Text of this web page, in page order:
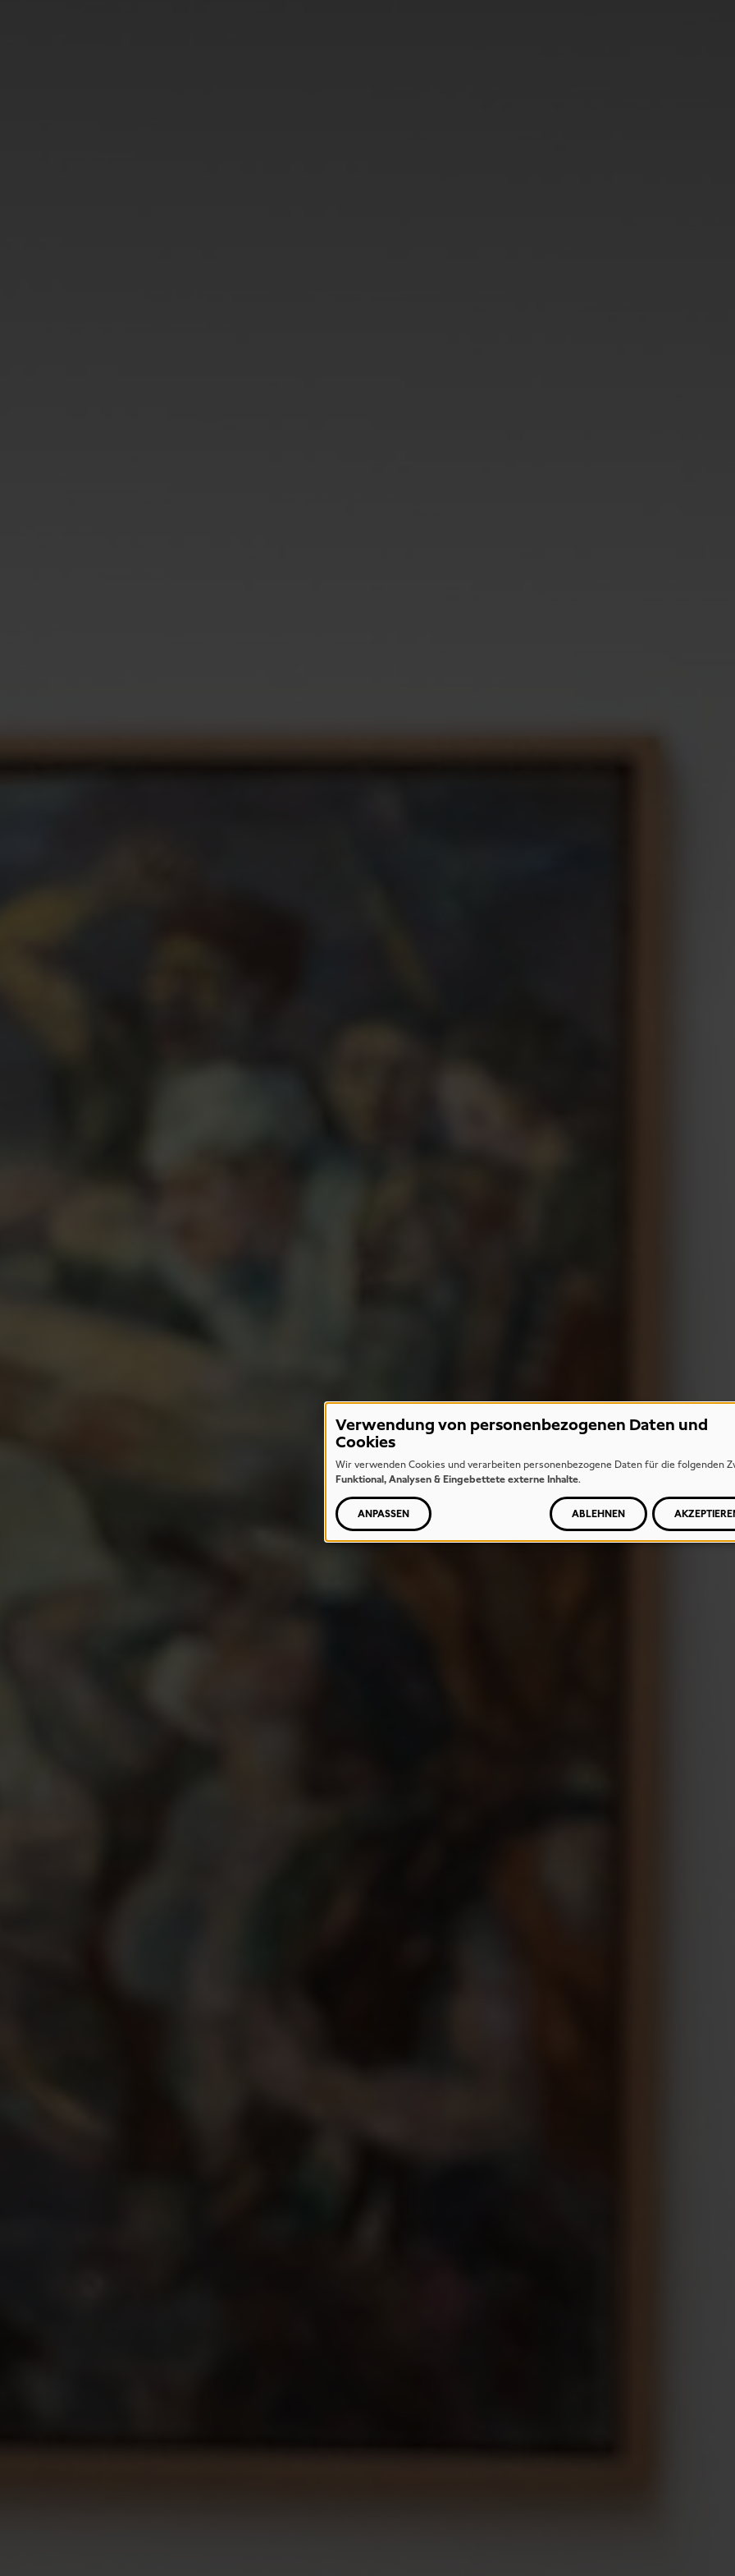
Verwendung von personenbezogenen Daten und
Cookies
Wir verwenden Cookies und verarbeiten personenbezogene Daten für die folgenden
Funktional, Analysen & Eingebettete externe Inhalte.
ANPASSEN ABLEHNEN